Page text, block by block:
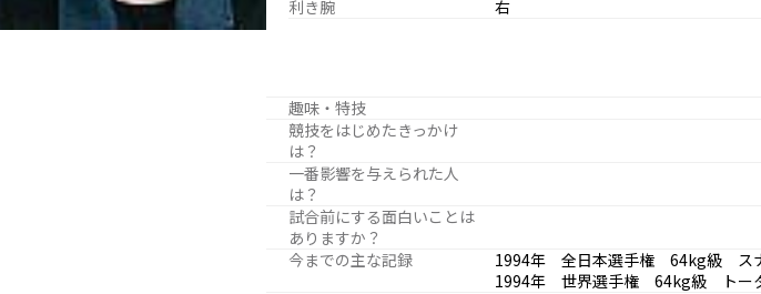
利き腕
右
趣味・特技
競技をはじめたきっかけ
は？
一番影響を与えられた人
は？
試合前にする面白いことは
ありますか？
今までの主な記録
1994年 全日本選手権 64kg級 ス
1994年 世界選手権 64kg級 トー